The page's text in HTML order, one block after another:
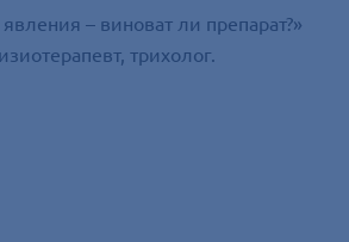
– виноват ли препарат?»
трихолог.